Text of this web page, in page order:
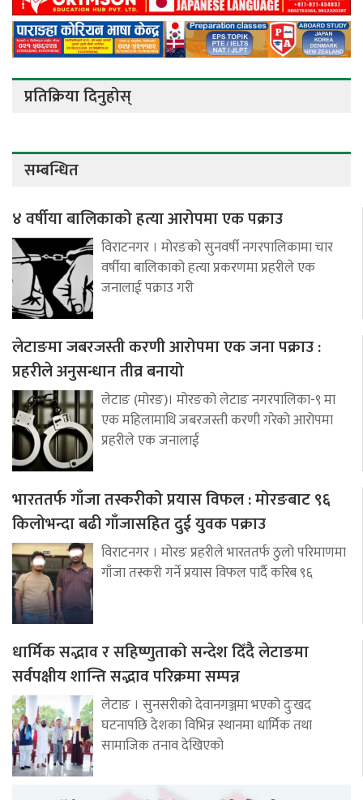
प्रतिक्रिया दिनुहोस्
सम्बन्धित
४ वर्षीया बालिकाको हत्या आरोपमा एक पक्राउ
विराटनगर । मोरङको सुनवर्षी नगरपालिकामा चार
वर्षीया बालिकाको हत्या प्रकरणमा प्रहरीले एक
जनालाई पक्राउ गरी
लेटाङमा जबरजस्ती करणी आरोपमा एक जना पक्राउ :
प्रहरीले अनुसन्धान तीव्र बनायो
लेटाङ (मोरङ)। मोरङको लेटाङ नगरपालिका-९ मा
एक महिलामाथि जबरजस्ती करणी गरेको आरोपमा
प्रहरीले एक जनालाई
भारततर्फ गाँजा तस्करीको प्रयास विफल : मोरङबाट ९६
किलोभन्दा बढी गाँजासहित दुई युवक पक्राउ
विराटनगर । मोरङ प्रहरीले भारततर्फ ठुलो परिमाणमा
गाँजा तस्करी गर्ने प्रयास विफल पार्दै करिब ९६
धार्मिक सद्भाव र सहिष्णुताको सन्देश दिँदै लेटाङमा
सर्वपक्षीय शान्ति सद्भाव परिक्रमा सम्पन्न
लेटाङ । सुनसरीको देवानगञ्जमा भएको दुःखद
घटनापछि देशका विभिन्न स्थानमा धार्मिक तथा
सामाजिक तनाव देखिएको